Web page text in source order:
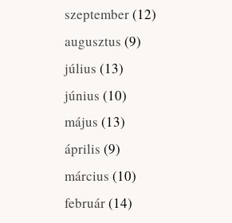
szeptember(12)
►augusztus(9)
július(13)
június(10)
►május(13)
►április(9)
►március(10)
►február(14)